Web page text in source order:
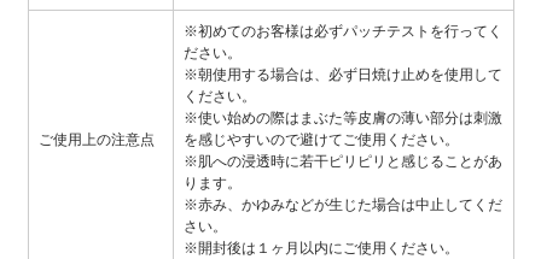
ご使用上の注意点
※初めてのお客様は必ずパッチテストを行ってく
ださい。
※朝使用する場合は、必ず日焼け止めを使用して
ください。
※使い始めの際はまぶた等皮膚の薄い部分は刺激
を感じやすいので避けてご使用ください。
※肌への浸透時に若干ピリピリと感じることがあ
ります。
※赤み、かゆみなどが生じた場合は中止してくだ
さい。
※開封後は１ヶ月以内にご使用ください。